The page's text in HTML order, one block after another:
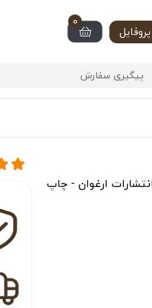
پروفایل
0
پیگیری سفارش
ارغوان - چاپ